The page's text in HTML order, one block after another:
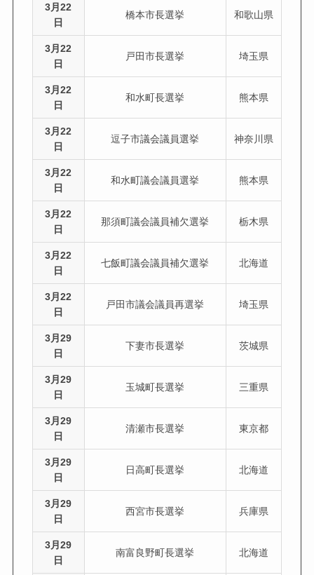
3月22
日
橋本市長選挙 和歌山県
3月22
日
戸田市長選挙 埼玉県
3月22
日
和水町長選挙 熊本県
3月22
日
逗子市議会議員選挙 神奈川県
3月22
日
和水町議会議員選挙 熊本県
3月22
日
那須町議会議員補欠選挙 栃木県
3月22
日
七飯町議会議員補欠選挙 北海道
3月22
日
戸田市議会議員再選挙 埼玉県
3月29
日
下妻市長選挙 茨城県
3月29
日
玉城町長選挙 三重県
3月29
日
清瀬市長選挙 東京都
3月29
日
日高町長選挙 北海道
3月29
日
西宮市長選挙 兵庫県
3月29
日
南富良野町長選挙 北海道